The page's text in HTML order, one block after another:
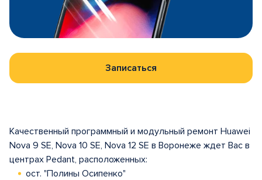
Записаться
Качественный программный и модульный ремонт Huawei
Nova 9 SE, Nova 10 SE, Nova 12 SE в Воронеже ждет Вас в
центрах Pedant, расположенных:
ост. "Полины Осипенко"